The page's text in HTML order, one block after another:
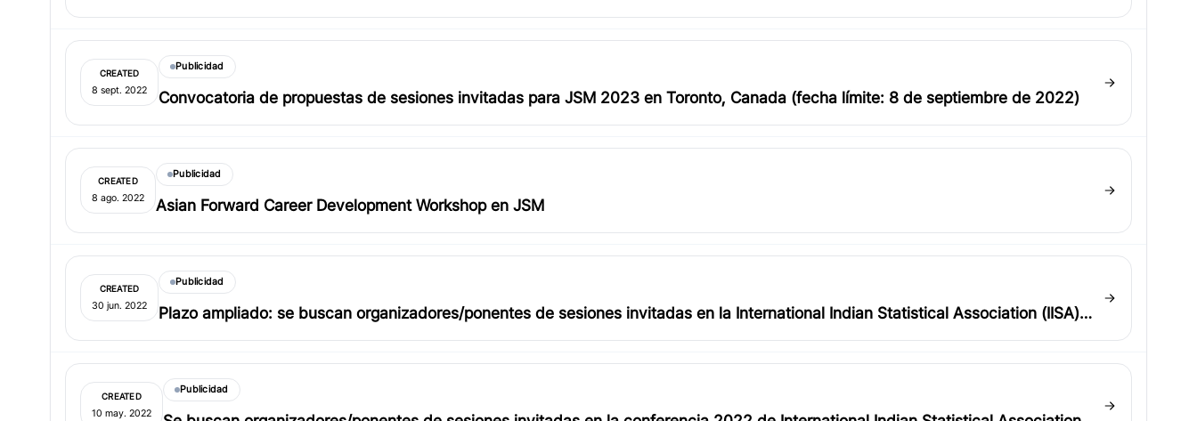
2022)
CREATED
8 sept. 2022
Publicidad
Convocatoria de propuestas de sesiones invitadas para JSM 2023 en Toronto, Canada (fecha límite: 8 de septiembre de 2022)
CREATED
8 ago. 2022
Publicidad
Asian Forward Career Development Workshop en JSM
CREATED
30 jun. 2022
Publicidad
Plazo ampliado: se buscan organizadores/ponentes de sesiones invitadas en la International Indian Statistical Association (IISA)
2022 Conference en Bangalore, India, del 26 al 30 de diciembre de 2022
CREATED
10 may. 2022
Publicidad